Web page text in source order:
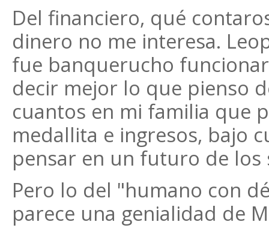
Del financiero, qué
dinero no me interesa.
fue banquerucho
decir mejor lo que pienso
cuantos en mi familia que
medallita e ingresos, bajo
pensar en un futuro de los
Pero lo del "humano con
parece una genialidad de